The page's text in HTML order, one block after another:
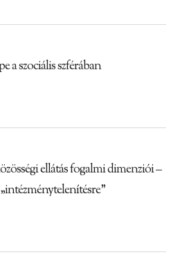
a szociális szférában
ellátás fogalmi dimenziói –